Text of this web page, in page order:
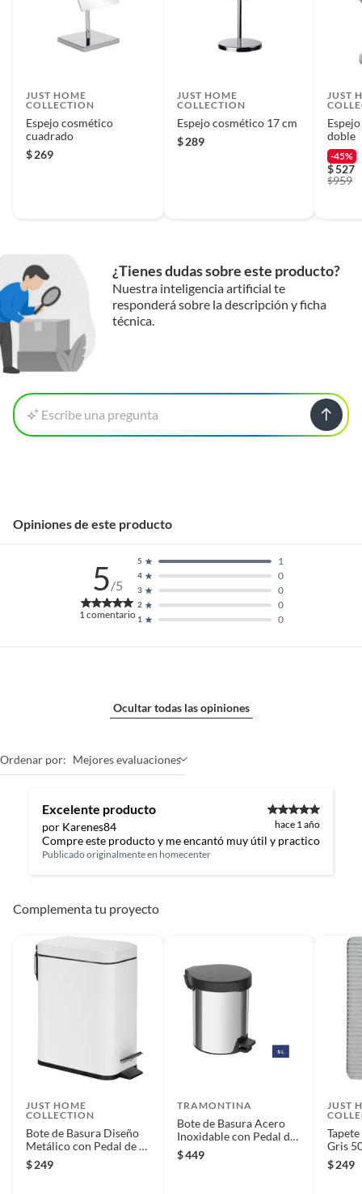
JUST HOME
COLLECTION
Espejo cosmético
cuadrado
$269
JUST HOME
COLLECTION
Espejo cosmético 17 cm
$ 289
JUST
doble
-45%
$527
$959
¿Tienes dudas sobre este producto?
Nuestra inteligencia artificial te
responderá sobre la descripción y ficha
técnica.
Escribe una pregunta
Opiniones de este producto
5/5
1 comentario 1 0
2 0
3 0
4 0
5 1
Ocultar todas las opiniones
Ordenar por: Mejores evaluaciones
Excelente producto
por Karenes84 hace 1 año
Compre este producto y me encantó muy útil y practico
Publicado originalmente en homecenter
Complementa tu proyecto
JUST HOME
COLLECTION
Bote de Basura Diseño
Metálico con Pedal de 6
Litros Blanco
$249
TRAMONTINA
Bote de Basura Acero
Inoxidable con Pedal de
5L Plata
$449
JUST
Gris
$249